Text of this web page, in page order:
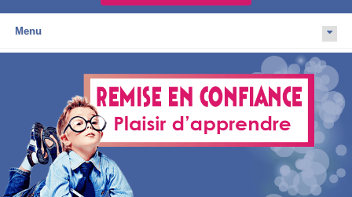
Menu